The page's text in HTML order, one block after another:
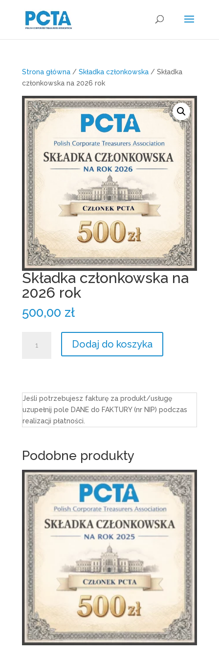
Strona główna/ Składka członkowska/ Składka
członkowska na 2026 rok
Składka członkowska na
2026 rok
500,00 zł
Składka
rok
Dodaj do koszyka
Jeśli potrzebujesz fakturę za produkt/usługę
uzupełnij pole DANE do FAKTURY (nr NIP) podczas
realizacji płatności.
Podobne produkty